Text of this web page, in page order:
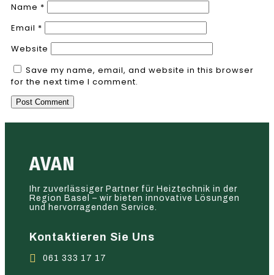
Name *
Email *
Website
Save my name, email, and website in this browser
for the next time I comment.
AVAN
Ihr zuverlässiger Partner für Heiztechnik in der
Region Basel – wir bieten innovative Lösungen
und hervorragenden Service.
Kontaktieren Sie Uns
061 333 17 17